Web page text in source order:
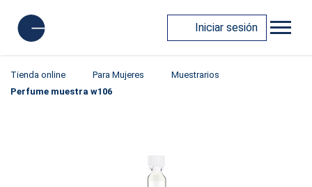
Iniciar sesión
Tienda online Para Mujeres
Muestrarios
Perfume muestra w106